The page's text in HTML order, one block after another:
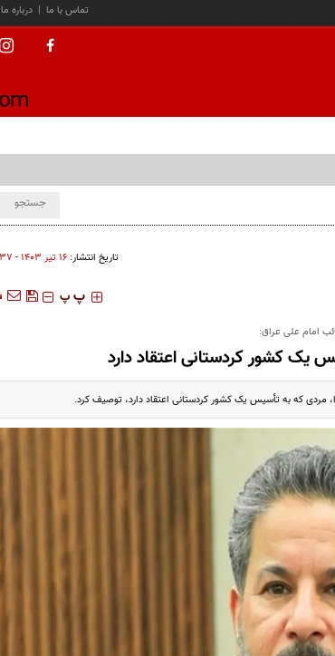
درباره ما | تماس با ما
تاریخ انتشار: ۱۶ تير ۱۴۰۳ - ۱۷:۳۷
‍‍‍ پ پ
امام علی عراق:
یک کشور کردستانی اعتقاد دارد
مردی که به تأسیس یک کشور کردستانی اعتقاد دارد، توصیف کرد.